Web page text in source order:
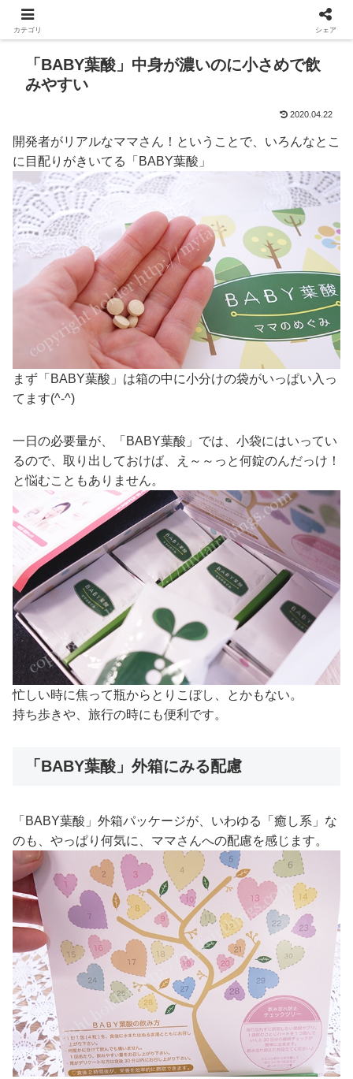
「BABY葉酸」中身が濃いのに小さめで飲
みやすい
2020.04.22
開発者がリアルなママさん！ということで、いろんなとこ
に目配りがきいてる「BABY葉酸」
まず「BABY葉酸」は箱の中に小分けの袋がいっぱい入っ
てます(^-^)
一日の必要量が、「BABY葉酸」では、小袋にはいってい
るので、取り出しておけば、え～～っと何錠のんだっけ！
と悩むこともありません。
忙しい時に焦って瓶からとりこぼし、とかもない。
持ち歩きや、旅行の時にも便利です。
「BABY葉酸」外箱にみる配慮
「BABY葉酸」外箱パッケージが、いわゆる「癒し系」な
のも、やっぱり何気に、ママさんへの配慮を感じます。
カテゴリ シェア